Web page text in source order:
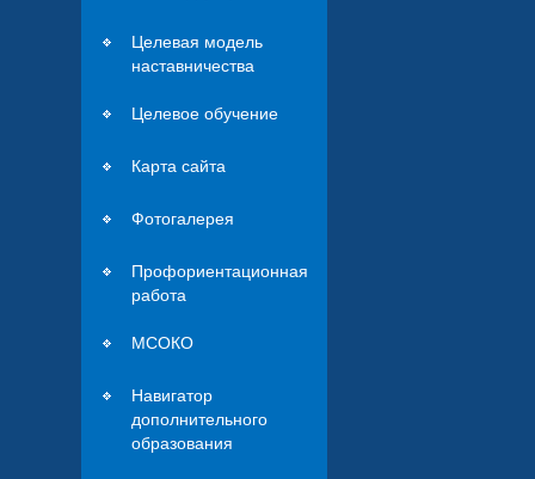
Целевая модель
наставничества
Целевое обучение
Карта сайта
Фотогалерея
Профориентационная
работа
МСОКО
Навигатор
дополнительного
образования